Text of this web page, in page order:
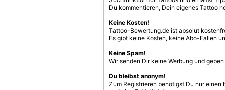
Du kommentieren, Dein eigenes Tattoo
Keine Kosten!
Tattoo-Bewertung.de ist absolut
Es gibt keine Kosten, keine Abo-Fallen
Keine Spam!
Wir senden Dir keine Werbung und
Du bleibst anonym!
Zum Registrieren benötigst Du nur einen